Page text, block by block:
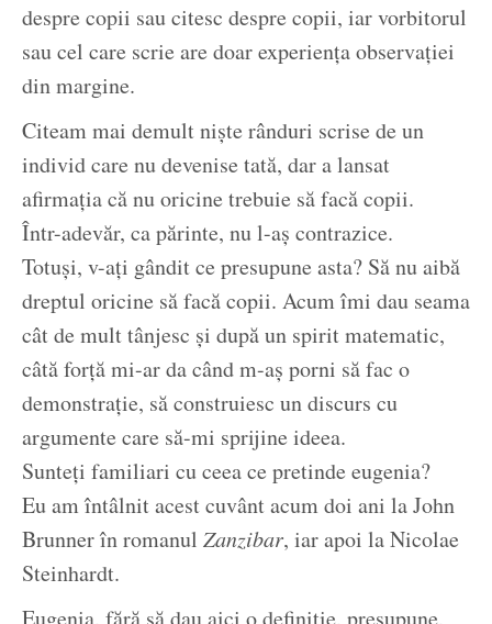
despre copii sau citesc despre copii, iar vorbitorul
sau cel care scrie are doar experiența observației
din margine.
Citeam mai demult niște rânduri scrise de un
individ care nu devenise tată, dar a lansat
afirmația că nu oricine trebuie să facă copii.
Într-adevăr, ca părinte, nu l-aș contrazice.
Totuși, v-ați gândit ce presupune asta? Să nu aibă
dreptul oricine să facă copii. Acum îmi dau seama
cât de mult tânjesc și după un spirit matematic,
câtă forță mi-ar da când m-aș porni să fac o
demonstrație, să construiesc un discurs cu
argumente care să-mi sprijine ideea.
Sunteți familiari cu ceea ce pretinde eugenia?
Eu am întâlnit acest cuvânt acum doi ani la John
Brunner în romanul Zanzibar, iar apoi la Nicolae
Steinhardt.